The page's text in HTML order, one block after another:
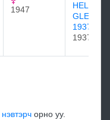
1947
HELEN
1937
1937
нэвтэрч орно уу.